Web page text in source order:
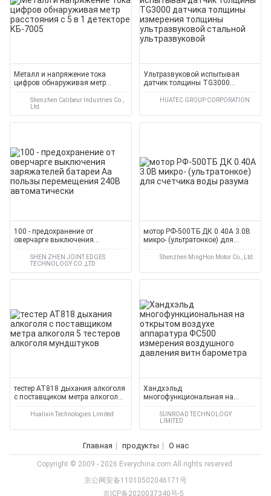
Металл и напряжение тока
цифров обнаруживая метр
расстояния с 5 в 1 детекторе
КБ-7005Shenzhen Calibeur Industries Co.,
Ltd.
Ультразвуковой испытывая
датчик толщины TG3000
датчика толщины измерения
толщины ультразвуковой
HUATEC GROUP CORPORATION
100 - предохранение от
оверчарге выключения
заряжателей батареи Аа пользы
перемещения 240В
автоматически
SHEN ZHEN JOINT EDGES
TECHNOLOGY CO.,LTD
мотор РФ-500ТБ ДК 0.40А 3.0В
микро- (ультратонкое) для
счетчика воды разума
Shenzhen MingHon Motor Co., Ltd.
тестер АТ818 дыхания алкоголя
с поставщиком метра алкоголя
5 тестеров алкоголя мундштуков
Hualixin Technologies Limited
Хандхэльд
многофункциональная на
открытом воздухе аппаратура
ФС500 измерения воздушного
давления витн барометра
SUNROAD TECHNOLOGY
LIMITED
Главная продукты О нас
Copyright © 2009 - 2026 Everychina.com.All rights reserved.
京公网安备11010502046171号
京ICP备2020037340号-5